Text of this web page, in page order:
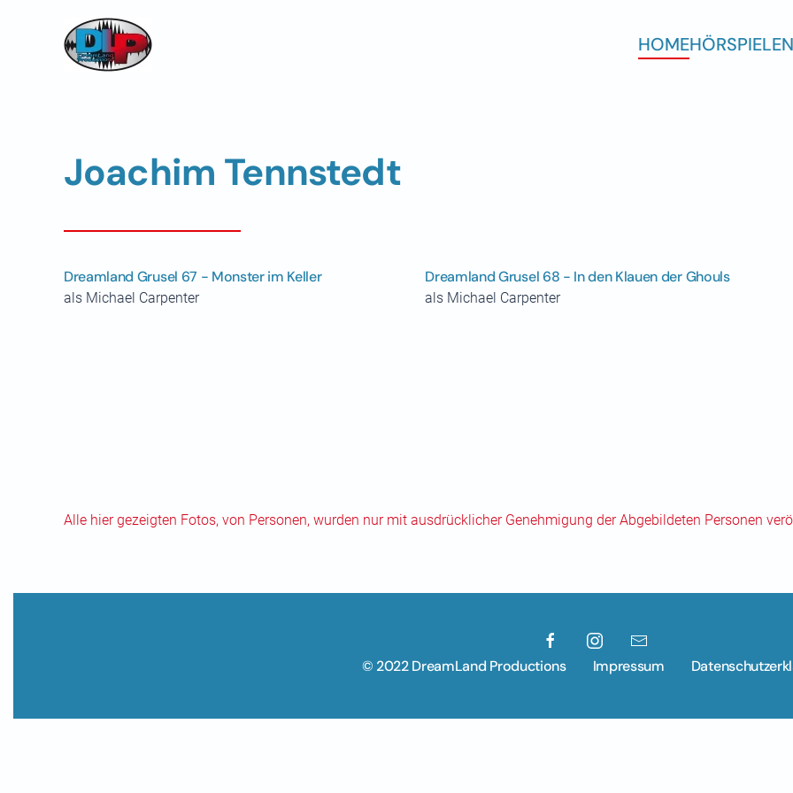
Skip to main content HOMEHÖRSPIELE
Joachim Tennstedt
Dreamland Grusel 67 - Monster im Keller
als Michael Carpenter
Dreamland Grusel 68 - In den Klauen der Ghouls
als Michael Carpenter
Alle hier gezeigten Fotos, von Personen, wurden nur mit ausdrücklicher Genehmigung der Abgebildeten Personen
© 2022 DreamLand Productions Impressum